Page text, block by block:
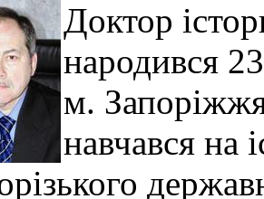
Доктор
народився
м.
навчався на